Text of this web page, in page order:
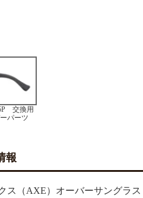
交換用
パーツ
報
ス（AXE）オーバーサングラ